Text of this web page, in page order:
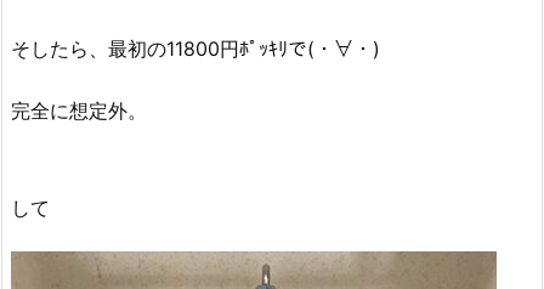
そしたら、最初の11800円ﾎﾟｯｷﾘで(・∀・)
完全に想定外。
して